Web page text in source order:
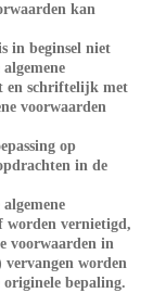
kan
in beginsel niet
en schriftelijk met
voorwaarden
op
in de
worden vernietigd,
voorwaarden in
vervangen worden
originele bepaling.